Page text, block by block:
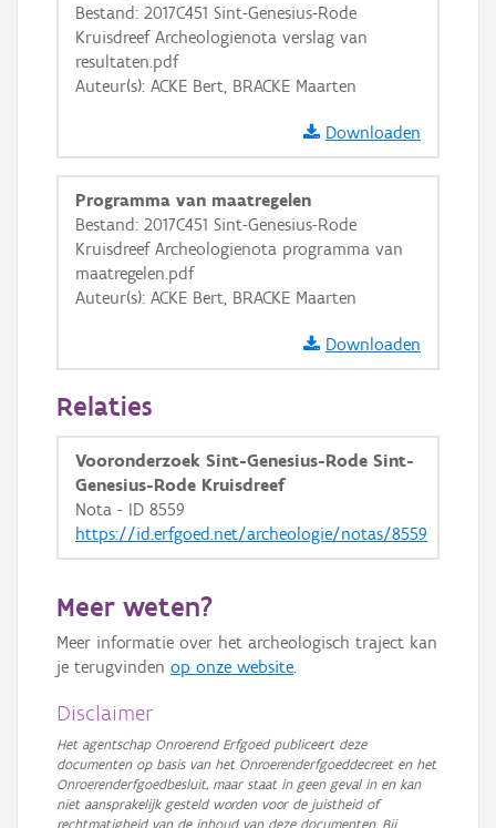
+ −
Basis Lagen
OSM-Basiskaart
Ortho
Bestand: 2017C451 Sint-Genesius-Rode
Kruisdreef Archeologienota verslag van
resultaten.pdf
Auteur(s): ACKE Bert, BRACKE Maarten
Downloaden
Programma van maatregelen
Bestand: 2017C451 Sint-Genesius-Rode
Kruisdreef Archeologienota programma van
maatregelen.pdf
Auteur(s): ACKE Bert, BRACKE Maarten
Downloaden
Relaties
Vooronderzoek Sint-Genesius-Rode Sint-
Genesius-Rode Kruisdreef
Nota - ID 8559
https://id.erfgoed.net/archeologie/notas/8559
Meer weten?
Meer informatie over het archeologisch traject kan
je terugvinden op onze website.
Disclaimer
Het agentschap Onroerend Erfgoed publiceert deze
documenten op basis van het Onroerenderfgoeddecreet en het
Onroerenderfgoedbesluit, maar staat in geen geval in en kan
niet aansprakelijk gesteld worden voor de juistheid of
rechtmatigheid van de inhoud van deze documenten. Bij